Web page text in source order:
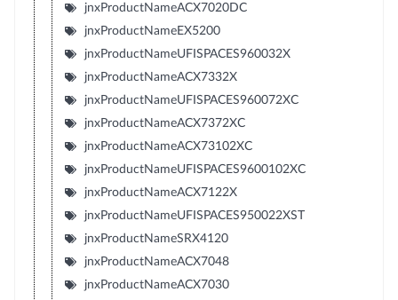
jnxProductNameACX7020DC
jnxProductNameEX5200
jnxProductNameUFISPACES960032X
jnxProductNameACX7332X
jnxProductNameUFISPACES960072XC
jnxProductNameACX7372XC
jnxProductNameACX73102XC
jnxProductNameUFISPACES9600102XC
jnxProductNameACX7122X
jnxProductNameUFISPACES950022XST
jnxProductNameSRX4120
jnxProductNameACX7048
jnxProductNameACX7030